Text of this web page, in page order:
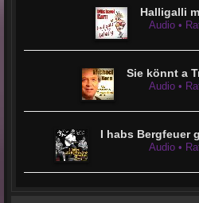
Halligalli
Audio •
Sie könnt a
Audio •
I habs Bergfeuer
Audio •